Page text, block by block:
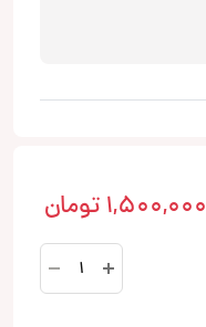
1,500,000 تومان
830
AHD